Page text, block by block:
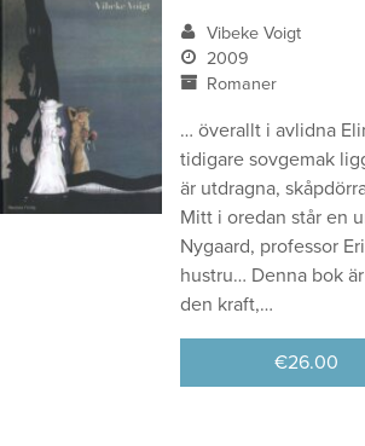
Vibeke Voigt
2009
Romaner
… överallt i avlidna
tidigare sovgemak
är utdragna,
Mitt i oredan står en
Nygaard, professor
hustru… Denna bok
den kraft,…
€26.00